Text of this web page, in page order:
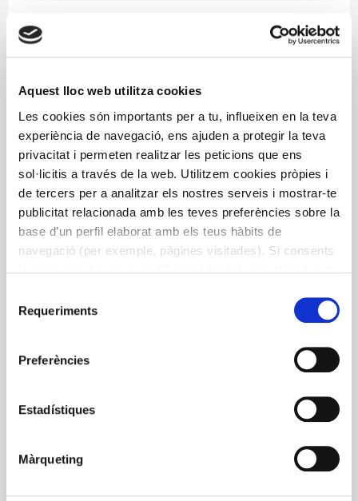
Aquest lloc web utilitza cookies
Les cookies són importants per a tu, influeixen en la teva
experiència de navegació, ens ajuden a protegir la teva
privacitat i permeten realitzar les peticions que ens
sol·licitis a través de la web. Utilitzem cookies pròpies i
de tercers per a analitzar els nostres serveis i mostrar-te
publicitat relacionada amb les teves preferències sobre la
base d’un perfil elaborat amb els teus hàbits de
navegació (per exemple, pàgines visitades). Si consents
informació a la nostra
Requeriments
Preferències
Estadístiques
Màrqueting
alimentació restringida
fenilcetonúria
pku
receptes trastorns metabòlics
Descarregar Publicació